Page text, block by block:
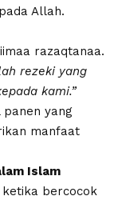
Allah.
razaqtanaa.
rezeki yang
kami.”
panen yang
manfaat
Islam
ketika bercocok